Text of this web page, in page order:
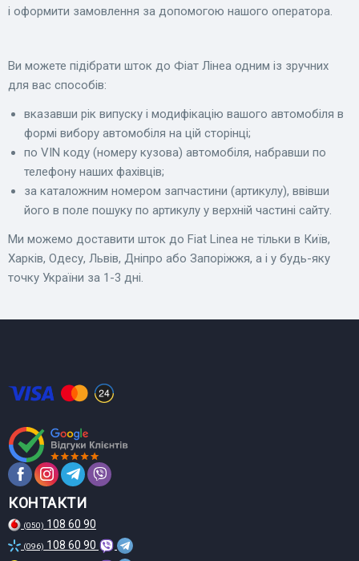
і оформити замовлення за допомогою нашого оператора.
Ви можете підібрати шток до Фіат Лінеа одним із зручних
для вас способів:
вказавши рік випуску і модифікацію вашого автомобіля в
формі вибору автомобіля на цій сторінці;
по VIN коду (номеру кузова) автомобіля, набравши по
телефону наших фахівців;
за каталожним номером запчастини (артикулу), ввівши
його в поле пошуку по артикулу у верхній частині сайту.
Ми можемо доставити шток до Fiat Linea не тільки в Київ,
Харків, Одесу, Львів, Дніпро або Запоріжжя, а і у будь-яку
точку України за 1-3 дні.
КОНТАКТИ
(050) 108 60 90
(096) 108 60 90